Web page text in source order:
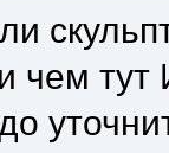
чем тут